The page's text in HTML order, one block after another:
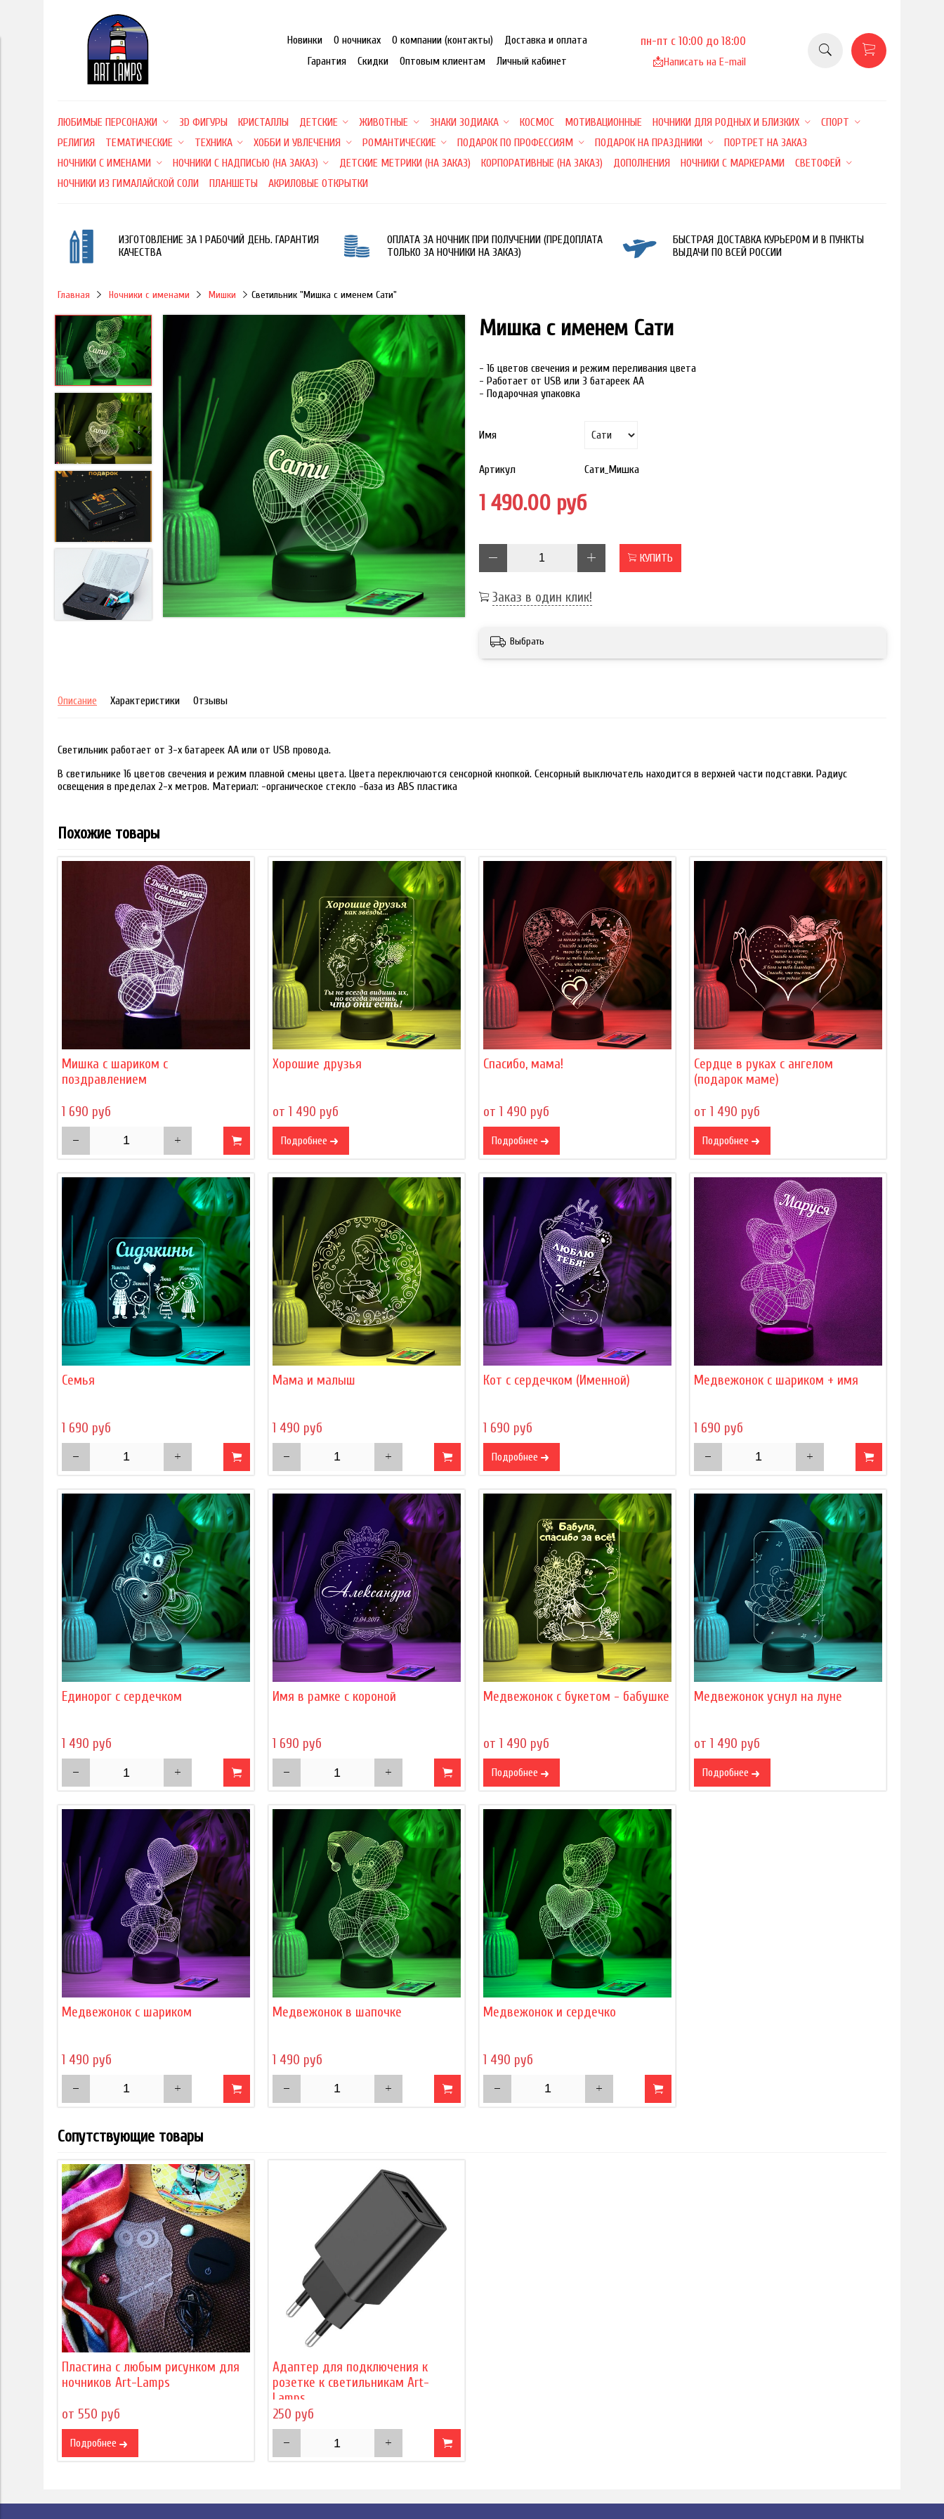
Новинки О ночниках О компании (контакты)
Доставка и оплата
Гарантия
Скидки Оптовым клиентам Личный кабинет
пн-пт с 10:00 до 18:00
📩Написать на E-mail
ЛЮБИМЫЕ ПЕРСОНАЖИ 3D ФИГУРЫ КРИСТАЛЛЫ ДЕТСКИЕ ЖИВОТНЫЕ ЗНАКИ ЗОДИАКА КОСМОС МОТИВАЦИОННЫЕ НОЧНИКИ ДЛЯ РОДНЫХ И БЛИЗКИХ
СПОРТ
РЕЛИГИЯ
ТЕМАТИЧЕСКИЕ ТЕХНИКА ХОББИ И УВЛЕЧЕНИЯ РОМАНТИЧЕСКИЕ ПОДАРОК ПО ПРОФЕССИЯМ ПОДАРОК НА ПРАЗДНИКИ
ПОРТРЕТ НА ЗАКАЗ
НОЧНИКИ С ИМЕНАМИ
НОЧНИКИ С НАДПИСЬЮ (НА ЗАКАЗ) ДЕТСКИЕ МЕТРИКИ (НА ЗАКАЗ) КОРПОРАТИВНЫЕ (НА ЗАКАЗ) ДОПОЛНЕНИЯ НОЧНИКИ С МАРКЕРАМИ
СВЕТОФЕЙ
НОЧНИКИ ИЗ ГИМАЛАЙСКОЙ СОЛИ
ПЛАНШЕТЫ АКРИЛОВЫЕ ОТКРЫТКИ
ИЗГОТОВЛЕНИЕ ЗА 1 РАБОЧИЙ ДЕНЬ. ГАРАНТИЯ
КАЧЕСТВА
ОПЛАТА ЗА НОЧНИК ПРИ ПОЛУЧЕНИИ (ПРЕДОПЛАТА
ТОЛЬКО ЗА НОЧНИКИ НА ЗАКАЗ)
БЫСТРАЯ ДОСТАВКА КУРЬЕРОМ И В ПУНКТЫ
ВЫДАЧИ ПО ВСЕЙ РОССИИ
Главная Ночники с именами Мишки Светильник "Мишка с именем Сати"
Мишка с именем Сати
- 16 цветов свечения и режим переливания цвета
- Работает от USB или 3 батареек АА
- Подарочная упаковка
Имя
Артикул Сати_Мишка
1 490.00 руб
КУПИТЬ
Заказ в один клик!
Выбрать
Описание Характеристики Отзывы
Светильник работает от 3-х батареек АА или от USB провода.
В светильнике 16 цветов свечения и режим плавной смены цвета. Цвета переключаются сенсорной кнопкой. Сенсорный выключатель находится в верхней части подставки. Радиус
освещения в пределах 2-х метров. Материал: -органическое стекло -база из ABS пластика
Похожие товары
Мишка с шариком с
поздравлением
1 690 руб
Хорошие друзья
от 1 490 руб
Подробнее
Спасибо, мама!
от 1 490 руб
Подробнее
Сердце в руках с ангелом
(подарок маме)
от 1 490 руб
Подробнее
Семья
1 690 руб
Мама и малыш
1 490 руб
Кот с сердечком (Именной)
1 690 руб
Подробнее
Медвежонок с шариком + имя
1 690 руб
Единорог с сердечком
1 490 руб
Имя в рамке с короной
1 690 руб
Медвежонок с букетом - бабушке
от 1 490 руб
Подробнее
Медвежонок уснул на луне
от 1 490 руб
Подробнее
Медвежонок с шариком
1 490 руб
Медвежонок в шапочке
1 490 руб
Медвежонок и сердечко
1 490 руб
Сопутствующие товары
Пластина с любым рисунком для
ночников Art-Lamps
от 550 руб
Подробнее
Адаптер для подключения к
розетке к светильникам Art-
Lamps
250 руб